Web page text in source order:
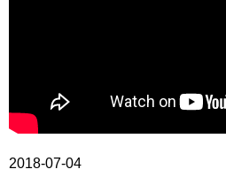
2018-07-04